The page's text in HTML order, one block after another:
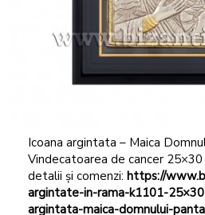
Icoana argintata – Maica
Vindecatoarea de cancer
detalii și comenzi: https://
argintate-in-rama-k1101-
argintata-maica-domnului-